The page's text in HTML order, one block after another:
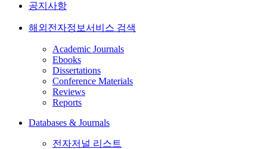
공지사항
해외전자정보서비스 검색
Academic Journals
Ebooks
Dissertations
Conference Materials
Reviews
Reports
Databases & Journals
전자저널 리스트